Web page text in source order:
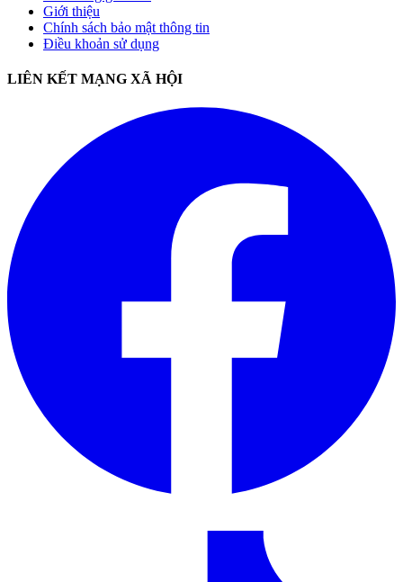
Giới thiệu
Chính sách bảo mật thông tin
Điều khoản sử dụng
LIÊN KẾT MẠNG XÃ HỘI